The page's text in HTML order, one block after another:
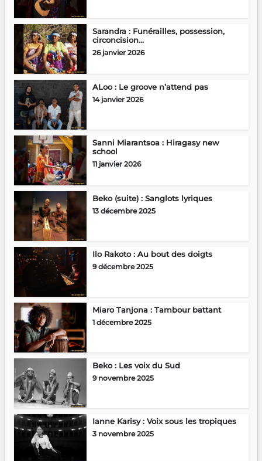
Sarandra : Funérailles, possession,
circoncision…
26 janvier 2026
ALoo : Le groove n’attend pas
14 janvier 2026
Sanni Miarantsoa : Hiragasy new
school
11 janvier 2026
Beko (suite) : Sanglots lyriques
13 décembre 2025
Ilo Rakoto : Au bout des doigts
9 décembre 2025
Miaro Tanjona : Tambour battant
1 décembre 2025
Beko : Les voix du Sud
9 novembre 2025
Ianne Karisy : Voix sous les tropiques
3 novembre 2025